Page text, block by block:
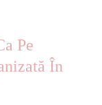
Pe
În